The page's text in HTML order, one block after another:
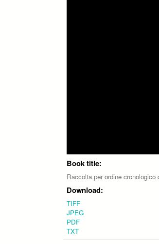
Book title:
Raccolta per ordine
Download:
TIFF
JPEG
PDF
TXT